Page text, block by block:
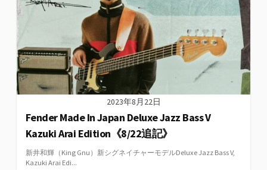
2023年8月22日
Fender Made In Japan Deluxe Jazz Bass V
Kazuki Arai Edition《8/22追記》
新井和輝（King Gnu）新シグネイチャーモデルDeluxe Jazz Bass V,
Kazuki Arai Edi...